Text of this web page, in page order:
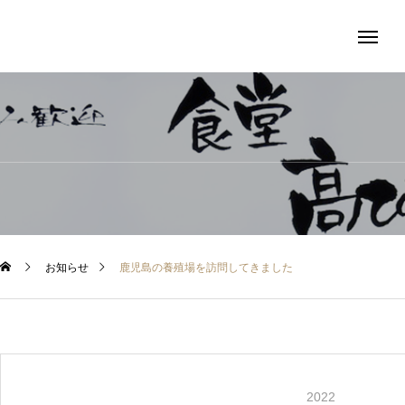
お知らせ 鹿児島の養殖場を訪問してきました
2022